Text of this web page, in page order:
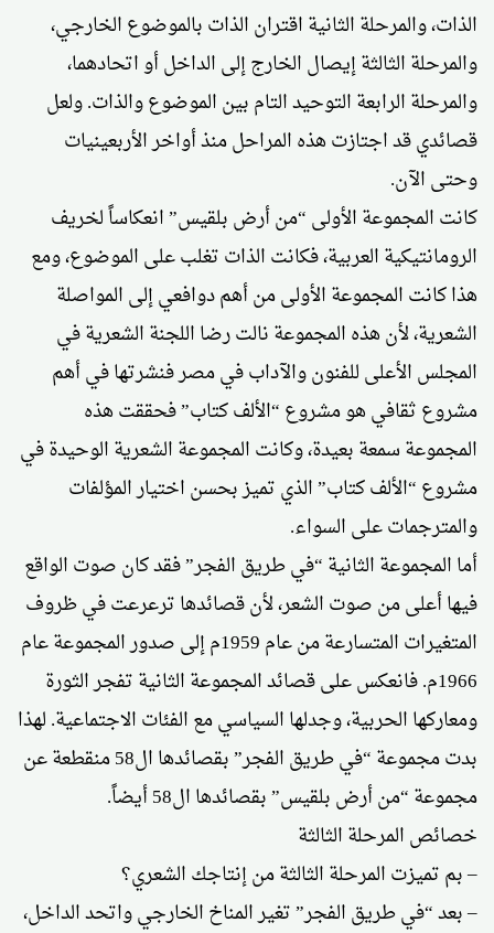
الذات، والمرحلة الثانية اقتران الذات بالموضوع الخارجي،
والمرحلة الثالثة إيصال الخارج إلى الداخل أو اتحادهما،
والمرحلة الرابعة التوحيد التام بين الموضوع والذات. ولعل
قصائدي قد اجتازت هذه المراحل منذ أواخر الأربعينيات
وحتى الآن.
كانت المجموعة الأولى “من أرض بلقيس” انعكاساً لخريف
الرومانتيكية العربية، فكانت الذات تغلب على الموضوع، ومع
هذا كانت المجموعة الأولى من أهم دوافعي إلى المواصلة
الشعرية، لأن هذه المجموعة نالت رضا اللجنة الشعرية في
المجلس الأعلى للفنون والآداب في مصر فنشرتها في أهم
مشروع ثقافي هو مشروع “الألف كتاب” فحققت هذه
المجموعة سمعة بعيدة، وكانت المجموعة الشعرية الوحيدة في
مشروع “الألف كتاب” الذي تميز بحسن اختيار المؤلفات
والمترجمات على السواء.
أما المجموعة الثانية “في طريق الفجر” فقد كان صوت الواقع
فيها أعلى من صوت الشعر، لأن قصائدها ترعرعت في ظروف
المتغيرات المتسارعة من عام 1959م إلى صدور المجموعة عام
1966م. فانعكس على قصائد المجموعة الثانية تفجر الثورة
ومعاركها الحربية، وجدلها السياسي مع الفئات الاجتماعية. لهذا
بدت مجموعة “في طريق الفجر” بقصائدها ال58 منقطعة عن
مجموعة “من أرض بلقيس” بقصائدها ال58 أيضاً.
خصائص المرحلة الثالثة
– بم تميزت المرحلة الثالثة من إنتاجك الشعري؟
– بعد “في طريق الفجر” تغير المناخ الخارجي واتحد الداخل،